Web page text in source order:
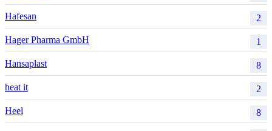
Hafesan 2
Hager Pharma GmbH 1
Hansaplast 8
heat it 2
Heel 8